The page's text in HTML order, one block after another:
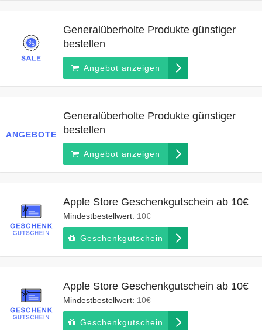
Generalüberholte Produkte günstiger
bestellen
Angebot anzeigen
ANGEBOTE
Generalüberholte Produkte günstiger
bestellen
Angebot anzeigen
Apple Store Geschenkgutschein ab 10€
Mindestbestellwert: 10€
Geschenkgutschein
Apple Store Geschenkgutschein ab 10€
Mindestbestellwert: 10€
Geschenkgutschein